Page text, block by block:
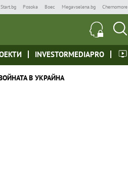
Start.bg Posoka Boec Megavselena.bg Chernomore
INVESTORMEDIAPRO
В УКРАЙНА